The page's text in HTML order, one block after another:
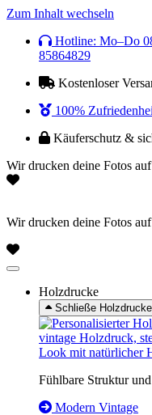
Zum Inhalt wechseln
Hotline: Mo–Do
85864829
Kostenloser
100%
Käuferschutz &
Wir drucken deine Fotos
Wir drucken deine Fotos
Holzdrucke
Schließe Holzdrucke
Fühlbare Struktur
Modern Vintage